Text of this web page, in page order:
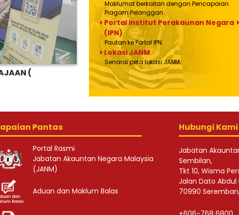
(
WTD - PROGRAM MADANI KITA
27 Jun 2026
Maklumat berkaitan dengan Pencapaian
Piagam Pelanggan.
Portal Institut Perakaunan Negara
(IPN)
Pautan ke Portal IPN.
Lokasi JANM
Senarai peta lokasi JANM.
Pantas
Portal Rasmi
Jabatan Akauntan Negara Malaysia
(JANM)
Aduan dan Maklum Balas
Hubungi Kami
Jabatan
Sembilan,
Tkt 10, Wisma
Jalan Dato Abdul
70990